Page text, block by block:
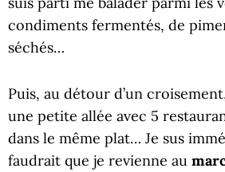
condiments fermentés, de
séchés…
Puis, au détour d’un
une petite allée avec 5
dans le même plat… Je sus
faudrait que je revienne au